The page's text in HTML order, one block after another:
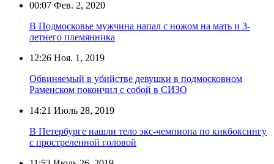
00:07 Фев. 2, 2020
В Подмосковье мужчина напал с ножом на мать и 3-
летнего племянника
12:26 Ноя. 1, 2019
Обвиняемый в убийстве девушки в подмосковном
Раменском покончил с собой в СИЗО
14:21 Июль 28, 2019
В Петербурге нашли тело экс-чемпиона по кикбоксингу
с простреленной головой